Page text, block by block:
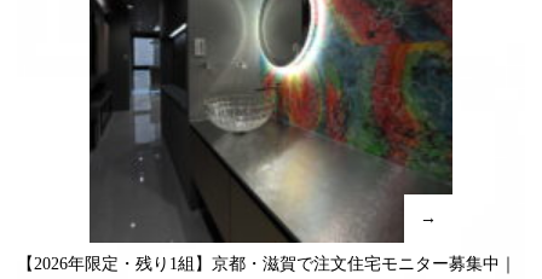
→
【2026年限定・残り1組】京都・滋賀で注文住宅モニター募集中｜